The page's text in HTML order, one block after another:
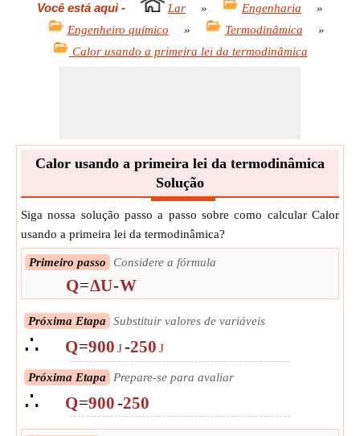
Você está aqui- Lar » Engenharia
»
Engenheiro químico
» Termodinâmica
»
Calor usando a primeira lei da termodinâmica
Calor usando a primeira lei da termodinâmica
Solução
Siga nossa solução passo a passo sobre como calcular Calor
usando a primeira lei da termodinâmica?
Primeiro passo Considere a fórmula
Q=ΔU-W
Próxima Etapa Substituir valores de variáveis
∴ Q=900 J-250 J
Próxima Etapa Prepare-se para avaliar
∴ Q=900-250